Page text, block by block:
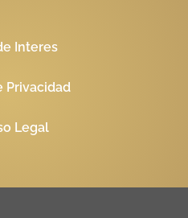
Interes
Privacidad
Legal